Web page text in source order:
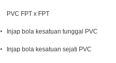
PVC FPT x FPT
Injap bola kesatuan tunggal PVC
Injap bola kesatuan sejati PVC